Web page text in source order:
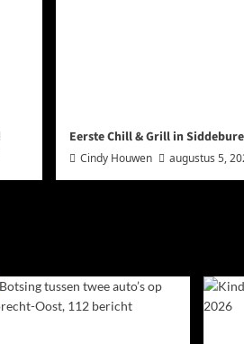
Eerste Chill & Grill in
Cindy Houwen augustus 5,